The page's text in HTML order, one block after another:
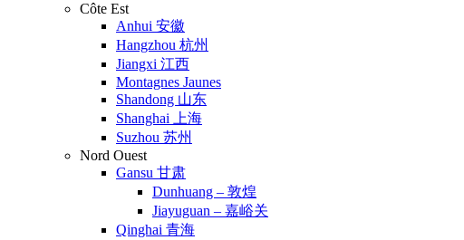
Côte Est
Anhui 安徽
Hangzhou 杭州
Jiangxi 江西
Montagnes Jaunes
Shandong 山东
Shanghai 上海
Suzhou 苏州
Nord Ouest
Gansu 甘肃
Dunhuang – 敦煌
Jiayuguan – 嘉峪关
Qinghai 青海